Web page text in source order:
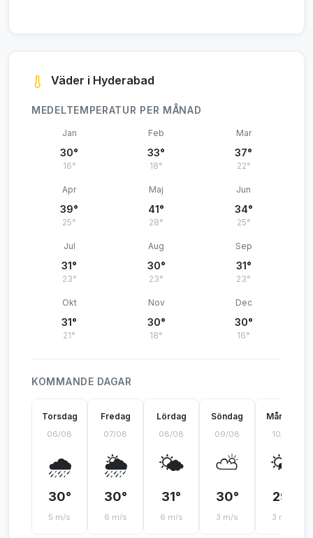
Väder i Hyderabad
MEDELTEMPERATUR PER MÅNAD
Jan
30°
16°
Feb
33°
18°
Mar
37°
22°
Apr
39°
25°
Maj
41°
28°
Jun
34°
25°
Jul
31°
23°
Aug
30°
23°
Sep
31°
23°
Okt
31°
21°
Nov
30°
18°
Dec
30°
16°
KOMMANDE DAGAR
Torsdag
06/08
🌧️
30°
5 m/s
Fredag
07/08
🌦️
30°
6 m/s
Lördag
08/08
🌤️
31°
6 m/s
Söndag
09/08
⛅
30°
3 m/s
Måndag
10/08
🌤️
29°
3 m/s